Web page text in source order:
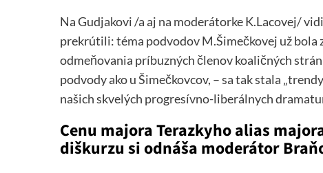
Na Gudjakovi /a aj na moderátorke K.Lacovej/
prekrútili: téma podvodov M.Šimečkovej už bola
odmeňovania príbuzných členov koaličných
podvody ako u Šimečkovcov, – sa tak stala
našich skvelých progresívno-liberálnych
Cenu majora Terazkyho alias
diškurzu si odnáša moderátor